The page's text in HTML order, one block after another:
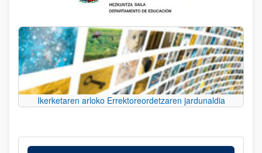
Ikerketaren arloko Errektoreordetzaren jardunaldia